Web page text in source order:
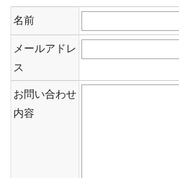
名前
メールアドレ
ス
お問い合わせ
内容